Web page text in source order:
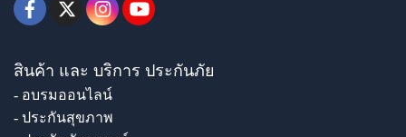
สินค้า และ บริการ ประกันภัย
- อบรมออนไลน์
- ประกันสุขภาพ